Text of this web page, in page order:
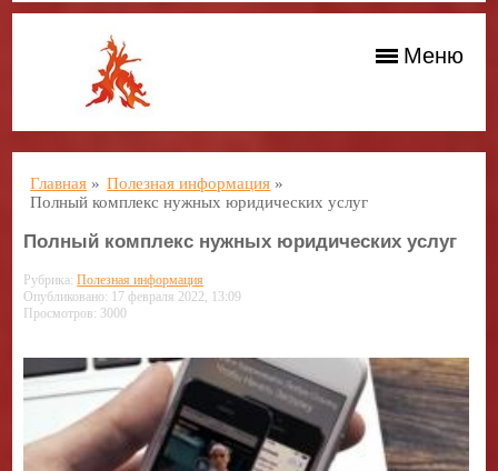
Меню
Главная » Полезная информация »
Полный комплекс нужных юридических услуг
Полный комплекс нужных юридических услуг
Рубрика:Полезная информация
Опубликовано: 17 февраля 2022, 13:09
Просмотров: 3000